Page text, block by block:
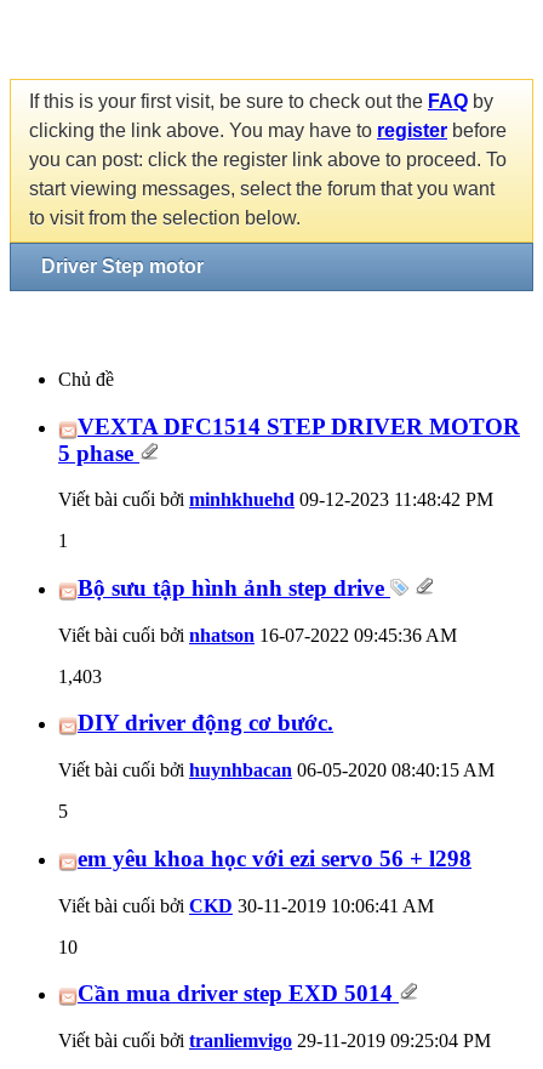
If this is your first visit, be sure to check out the FAQ by
clicking the link above. You may have to register before
you can post: click the register link above to proceed. To
start viewing messages, select the forum that you want
to visit from the selection below.
Driver Step motor
Chủ đề
VEXTA DFC1514 STEP DRIVER MOTOR
5 phase
Viết bài cuối bởi minhkhuehd 09-12-2023 11:48:42 PM
1
Bộ sưu tập hình ảnh step drive
Viết bài cuối bởi nhatson 16-07-2022 09:45:36 AM
1,403
DIY driver động cơ bước.
Viết bài cuối bởi huynhbacan 06-05-2020 08:40:15 AM
5
em yêu khoa học với ezi servo 56 + l298
Viết bài cuối bởi CKD 30-11-2019 10:06:41 AM
10
Cần mua driver step EXD 5014
Viết bài cuối bởi tranliemvigo 29-11-2019 09:25:04 PM